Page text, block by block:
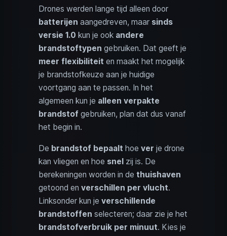
Drones werden lange tijd alleen door
batterijen aangedreven, maar sinds
versie 1.0 kun je ook andere
brandstoftypen gebruiken. Dat geeft je
meer flexibiliteit en maakt het mogelijk
je brandstofkeuze aan je huidige
voortgang aan te passen. In het
algemeen kun je alleen verpakte
brandstof gebruiken, plan dat dus vanaf
het begin in.
De brandstof bepaalt hoe ver je drone
kan vliegen en hoe snel zij is. De
berekeningen worden in de thuishaven
getoond en verschillen per vlucht.
Linksonder kun je verschillende
brandstoffen selecteren; daar zie je het
brandstofverbruik per minuut. Kies je